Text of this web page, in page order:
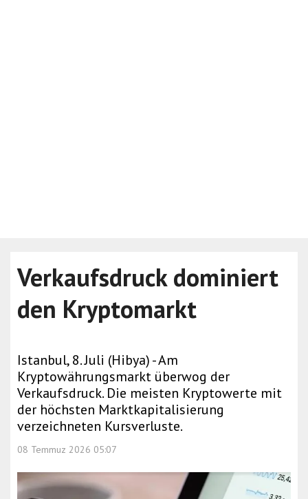
Verkaufsdruck dominiert
den Kryptomarkt
Istanbul, 8. Juli (Hibya) - Am
Kryptowährungsmarkt überwog der
Verkaufsdruck. Die meisten Kryptowerte mit
der höchsten Marktkapitalisierung
verzeichneten Kursverluste.
08 Temmuz 2026 05:07